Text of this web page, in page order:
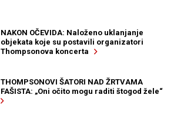
NAKON OČEVIDA: Naloženo uklanjanje
objekata koje su postavili organizatori
Thompsonova koncerta
THOMPSONOVI ŠATORI NAD ŽRTVAMA
FAŠISTA: „Oni očito mogu raditi štogod žele“